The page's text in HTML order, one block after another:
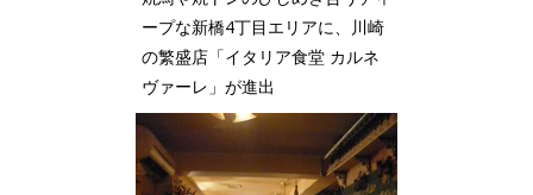
ープな新橋4丁目エリアに、川崎
の繁盛店「イタリア食堂 カルネ
ヴァーレ」が進出